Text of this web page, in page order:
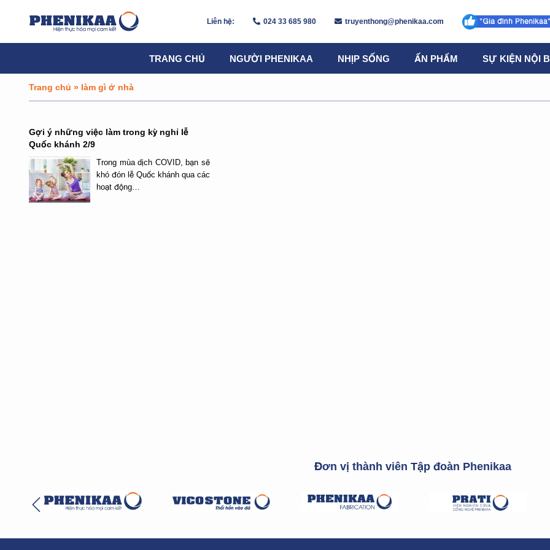
Liên hệ: 024 33 685 980 truyenthong@phenikaa.com
TRANG CHỦ NGƯỜI PHENIKAA NHỊP SỐNG ẤN PHẨM SỰ KIỆN NỘI
Trang chủ » làm gì ở nhà
Gợi ý những việc làm trong kỳ nghỉ lễ
Quốc khánh 2/9
Trong mùa dịch COVID, bạn sẽ
khó đón lễ Quốc khánh qua các
hoạt động…
Đơn vị thành viên Tập đoàn Phenikaa